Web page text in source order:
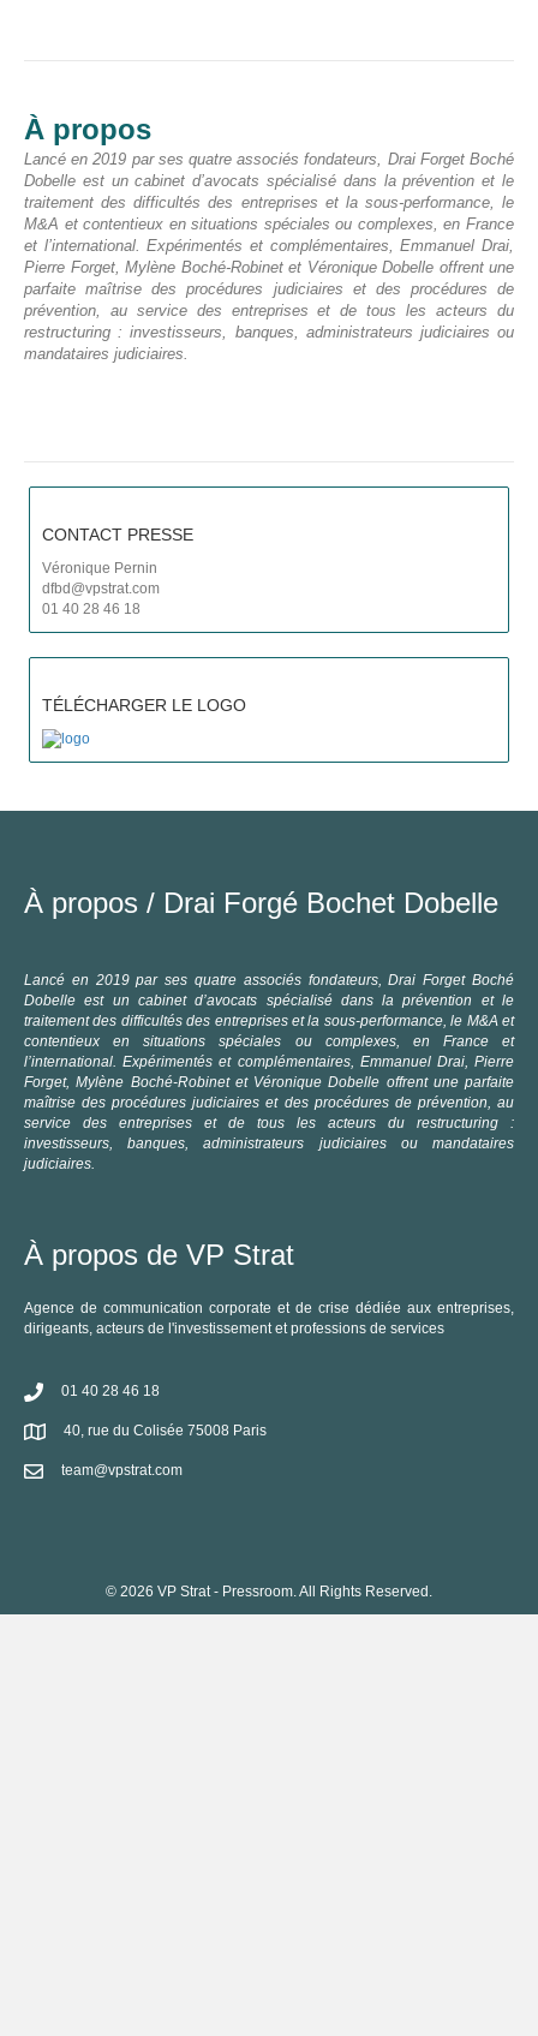
À propos
Lancé en 2019 par ses quatre associés fondateurs, Drai Forget Boché
Dobelle est un cabinet d’avocats spécialisé dans la prévention et le
traitement des difficultés des entreprises et la sous-performance, le
M&A et contentieux en situations spéciales ou complexes, en France
et l’international. Expérimentés et complémentaires, Emmanuel Drai,
Pierre Forget, Mylène Boché-Robinet et Véronique Dobelle offrent une
parfaite maîtrise des procédures judiciaires et des procédures de
prévention, au service des entreprises et de tous les acteurs du
restructuring : investisseurs, banques, administrateurs judiciaires ou
mandataires judiciaires.
CONTACT PRESSE
Véronique Pernin
dfbd@vpstrat.com
01 40 28 46 18
TÉLÉCHARGER LE LOGO
À propos / Drai Forgé Bochet Dobelle
Lancé en 2019 par ses quatre associés fondateurs, Drai Forget Boché
Dobelle est un cabinet d’avocats spécialisé dans la prévention et le
traitement des difficultés des entreprises et la sous-performance, le M&A et
contentieux en situations spéciales ou complexes, en France et
l’international. Expérimentés et complémentaires, Emmanuel Drai, Pierre
Forget, Mylène Boché-Robinet et Véronique Dobelle offrent une parfaite
maîtrise des procédures judiciaires et des procédures de prévention, au
service des entreprises et de tous les acteurs du restructuring :
investisseurs, banques, administrateurs judiciaires ou mandataires
judiciaires.
À propos de VP Strat
Agence de communication corporate et de crise dédiée aux entreprises,
dirigeants, acteurs de l'investissement et professions de services
01 40 28 46 18
40, rue du Colisée 75008 Paris
team@vpstrat.com
© 2026 VP Strat - Pressroom. All Rights Reserved.